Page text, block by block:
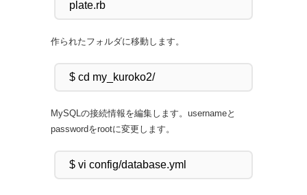
作られたフォルダに移動します。
MySQLの接続情報を編集します。usernameと
passwordをrootに変更します。